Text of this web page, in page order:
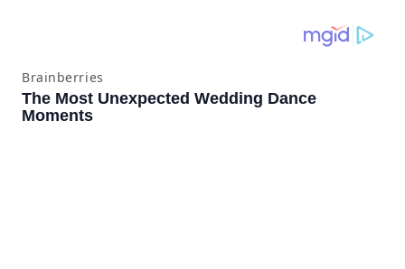
producían desde 2023